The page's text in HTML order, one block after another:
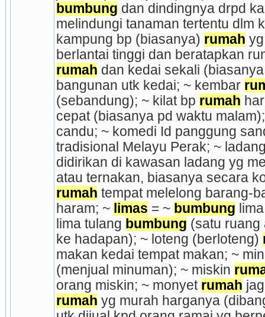
bumbung dan dindingnya drpd
melindungi tanaman tertentu dlm
kampung bp (biasanya) rumah
rumah dan kedai sekali
bangunan utk kedai; ~ kembar
(se­ban­dung); ~ kilat bp rumah
cepat (biasanya pd waktu
candu; ~ komedi Id pang­gung
tradisional Melayu Perak; ~
didirikan di kawasan ladang yg
rumah tempat melelong barang-
haram; ~ limas = ~ bumbung
lima tulang bumbung (satu ruang
ke hadapan); ~ loteng (berloteng)
makan kedai tempat makan; ~
(menjual minuman); ~ miskin
orang miskin; ~ monyet rumah
rumah yg murah harganya